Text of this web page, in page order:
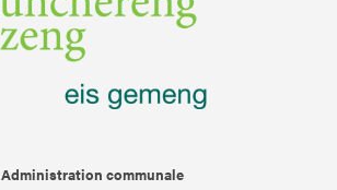
Administration communale